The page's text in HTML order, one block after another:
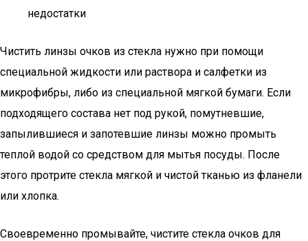
недостатки
Чистить линзы очков из стекла нужно при помощи
специальной жидкости или раствора и салфетки из
микрофибры, либо из специальной мягкой бумаги. Если
подходящего состава нет под рукой, помутневшие,
запылившиеся и запотевшие линзы можно промыть
теплой водой со средством для мытья посуды. После
этого протрите стекла мягкой и чистой тканью из фланели
или хлопка.
Своевременно промывайте, чистите стекла очков для